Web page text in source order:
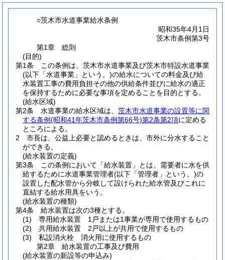
○茨木市水道事業給水条例
昭和35年4月1日
茨木市条例第3号
第1章
総則
(目的)
第1条
この条例は、茨木市水道事業及び茨木市特設水道事業
(以下「水道事業」という。)の給水についての料金及び給
水装置工事の費用負担その他の供給条件並びに給水の適正
を保持するために必要な事項を定めることを目的とする。
(給水区域)
第2条
水道事業の給水区域は、 茨木市水道事業の設置等に関
する条例(昭和41年茨木市条例第66号)第2条第2項に定める
ところによる。
2
市長は、公益上必要と認めるときは、市外に分水すること
ができる。
(給水装置の定義)
第3条
この条例において「給水装置」とは、需要者に水を供
給するために水道事業管理者(以下「管理者」という。)の
設置した配水管から分岐して設けられた給水管及びこれに
直結する給水用具をいう。
(給水装置の種類)
第4条
給水装置は次の3種とする。
(1)
専用給水装置 1戸または1事業が専用で使用するもの
(2)
共用給水装置 2戸以上が共用で使用するもの
(3)
私設消火栓 消火用に使用するもの
第2章
給水装置の工事及び費用
(給水装置の新設等の申込み)